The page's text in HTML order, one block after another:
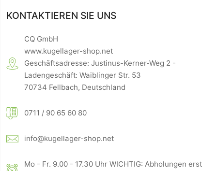
KONTAKTIEREN SIE UNS
CQ GmbH
www.kugellager-shop.net
Geschäftsadresse: Justinus-Kerner-Weg 2 -
Ladengeschäft: Waiblinger Str. 53
70734 Fellbach, Deutschland
0711 / 90 65 60 80
info@kugellager-shop.net
Mo - Fr. 9.00 - 17.30 Uhr WICHTIG: Abholungen erst